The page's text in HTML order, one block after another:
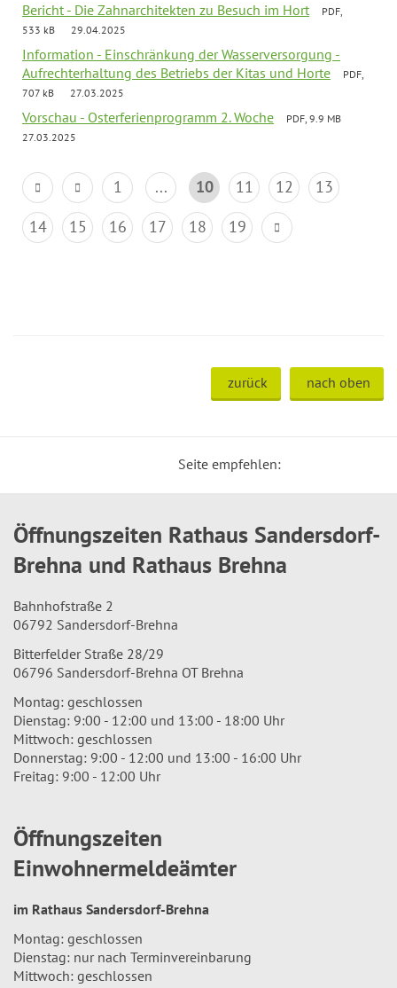
Bericht - Die Zahnarchitekten zu Besuch im Hort
PDF,
533 kB
29.04.2025
Information - Einschränkung der Wasserversorgung -
Aufrechterhaltung des Betriebs der Kitas und Horte
PDF,
707 kB
27.03.2025
Vorschau - Osterferienprogramm 2. Woche
PDF, 9.9 MB
27.03.2025
1 ... 10 11 12
13
14
15 16 17 18 19
zurück nach oben
Seite empfehlen:
Öffnungszeiten Rathaus Sandersdorf-
Brehna und Rathaus Brehna
Bahnhofstraße 2
06792 Sandersdorf-Brehna
Bitterfelder Straße 28/29
06796 Sandersdorf-Brehna OT Brehna
Montag: geschlossen
Dienstag: 9:00 - 12:00 und 13:00 - 18:00 Uhr
Mittwoch: geschlossen
Donnerstag: 9:00 - 12:00 und 13:00 - 16:00 Uhr
Freitag: 9:00 - 12:00 Uhr
Öffnungszeiten
Einwohnermeldeämter
im Rathaus Sandersdorf-Brehna
Montag: geschlossen
Dienstag: nur nach Terminvereinbarung
Mittwoch: geschlossen